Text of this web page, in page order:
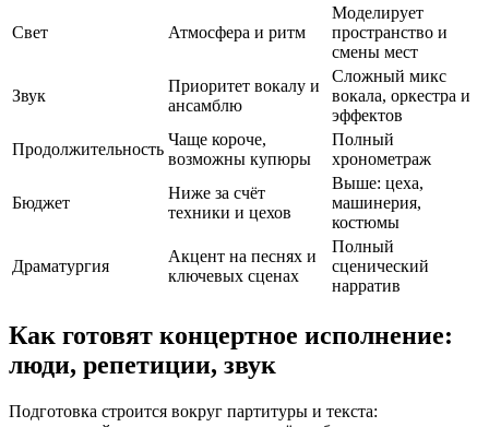
Свет Атмосфера и ритм
Моделирует
пространство и
смены мест
Звук
Приоритет вокалу и
ансамблю
Сложный микс
вокала, оркестра и
эффектов
Продолжительность
Чаще короче,
возможны купюры
Полный
хронометраж
Бюджет
Ниже за счёт
техники и цехов
Выше: цеха,
машинерия,
костюмы
Драматургия
Акцент на песнях и
ключевых сценах
Полный
сценический
нарратив
Как готовят концертное исполнение:
люди, репетиции, звук
Подготовка строится вокруг партитуры и текста: